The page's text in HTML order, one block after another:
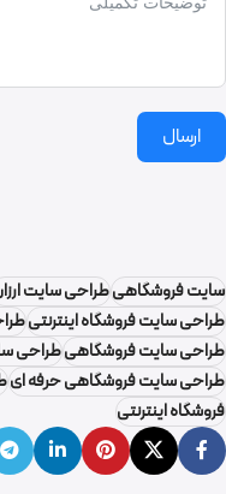
ارسال
سایت فروشگاهیطراحی سایت
طراحی سایت فروشگاه اینترنتی
طراحی سایت فروشگاهیطراحی
طراحی سایت فروشگاهی حرفه ای
فروشگاه اینترنتی